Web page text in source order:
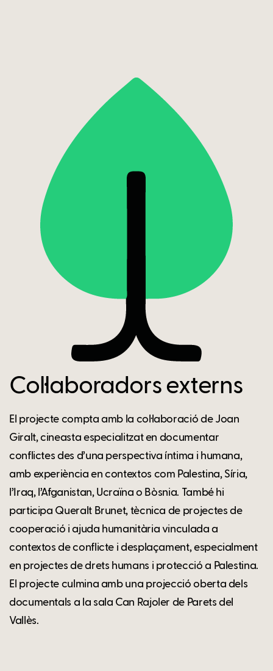
Col·laboradors externs
El projecte compta amb la col·laboració de Joan
Giralt, cineasta especialitzat en documentar
conflictes des d’una perspectiva íntima i humana,
amb experiència en contextos com Palestina, Síria,
l’Iraq, l’Afganistan, Ucraïna o Bòsnia. També hi
participa Queralt Brunet, tècnica de projectes de
cooperació i ajuda humanitària vinculada a
contextos de conflicte i desplaçament, especialment
en projectes de drets humans i protecció a Palestina.
El projecte culmina amb una projecció oberta dels
documentals a la sala Can Rajoler de Parets del
Vallès.